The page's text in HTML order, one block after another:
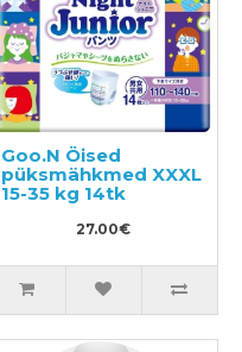
Goo.N Öised
püksmähkmed XXXL
15-35 kg 14tk
27.00€